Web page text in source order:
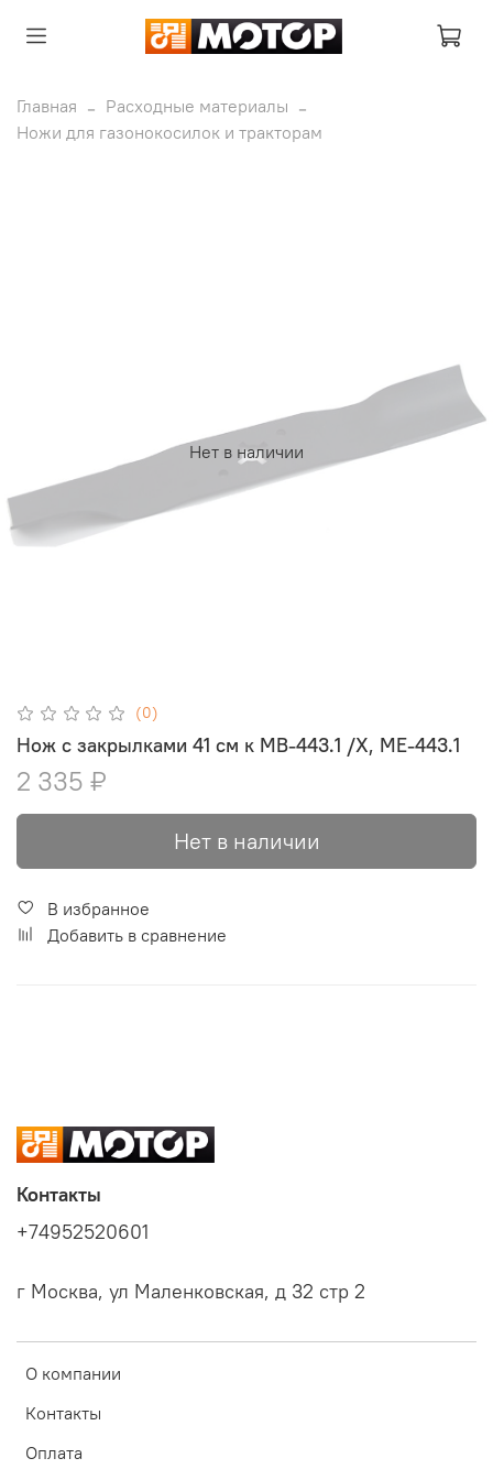
Главная
Расходные материалы
Ножи для газонокосилок и тракторам
Нет в наличии
(0)
Нож с закрылками 41 см к МB-443.1 /X, МE-443.1
2 335 ₽
Нет в наличии
В избранное
Добавить в сравнение
О компании
Контакты
Оплата
Контакты
+74952520601
г Москва, ул Маленковская, д 32 стр 2